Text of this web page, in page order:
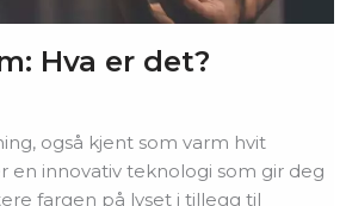
Hva er det?
også kjent som varm hvit
en innovativ teknologi som gir deg
fargen på lyset i tillegg til